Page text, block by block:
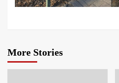
More Stories